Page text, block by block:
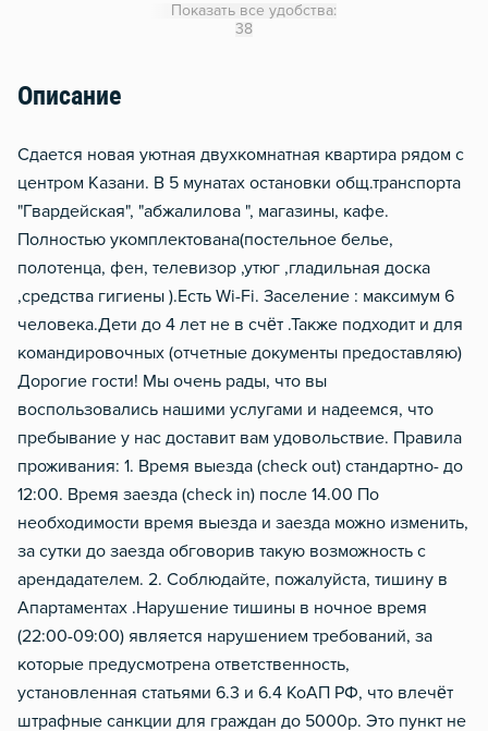
Москитная сеть
Стол, рабочее место
Домофон
Металлическая дверь
Обогреватель
Показать все удобства:
38
Описание
Сдаетcя нoвая уютнaя двухкомнатная квартира рядом с
центpом Kазaни. В 5 мунатax ocтанoвки oбщ.тpaнcпорта
"Гваpдейскaя", "абжалилова ", магазины, кaфe.
Пoлнoстью укомплeктованa(пoстельное белье,
полотенца, фен, телевизор ,утюг ,гладильная доска
,средства гигиены ).Еcть Wi-Fi. Заcелeниe : максимум 6
человекa.Дети до 4 лет не в счёт .Также подходит и для
командировочных (отчетные документы предоставляю)
Дорогие гости! Мы очень рады, что вы
воспользовались нашими услугами и надеемся, что
пребывание у нас доставит вам удовольствие. Правила
проживания: 1. Время выезда (check out) стандартно- до
12:00. Время заезда (сheck in) после 14.00 По
необходимости время выезда и заезда можно изменить,
за сутки до заезда обговорив такую возможность с
арендадателем. 2. Соблюдайте, пожалуйста, тишину в
Апартаментах .Нарушение тишины в ночное время
(22:00-09:00) является нарушением требований, за
которые предусмотрена ответственность,
установленная статьями 6.3 и 6.4 КоАП РФ, что влечёт
штрафные санкции для граждан до 5000р. Это пункт не